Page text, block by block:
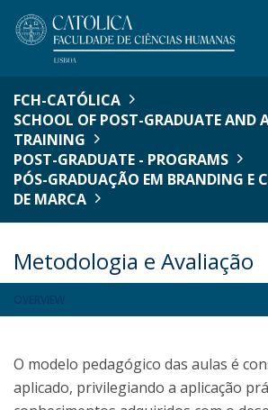
FCH-CATÓLICA
SCHOOL OF POST-GRADUATE AND
TRAINING
POST-GRADUATE - PROGRAMS
PÓS-GRADUAÇÃO EM BRANDING E
DE MARCA
Metodologia e Avaliação
O modelo pedagógico das aulas é
aplicado, privilegiando a aplicação